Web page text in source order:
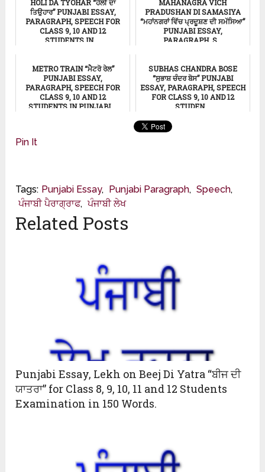
HOLI DA TYOHAR “ਹੋਲੀ ਦਾ
ਤਿਉਹਾਰ” PUNJABI ESSAY,
PARAGRAPH, SPEECH FOR
CLASS 9, 10 AND 12
STUDENTS IN ...
MAHANAGRA VICH
PRADUSHAN DI SAMASIYA
“ਮਹਾਂਨਗਰਾਂ ਵਿੱਚ ਪ੍ਰਦੂਸ਼ਣ ਦੀ ਸਮੱਸਿਆ”
PUNJABI ESSAY,
PARAGRAPH, S...
METRO TRAIN “ਮੈਟਰੋ ਰੇਲ”
PUNJABI ESSAY,
PARAGRAPH, SPEECH FOR
CLASS 9, 10 AND 12
STUDENTS IN PUNJABI ...
SUBHAS CHANDRA BOSE
“ਸੁਭਾਸ਼ ਚੰਦਰ ਬੋਸ” PUNJABI
ESSAY, PARAGRAPH, SPEECH
FOR CLASS 9, 10 AND 12
STUDEN...
Punjabi Essay
Pin It
Tags: Punjabi Essay, Punjabi Paragraph, Speech,
ਪੰਜਾਬੀ ਪੈਰਾਗ੍ਰਾਫ, ਪੰਜਾਬੀ ਲੇਖ
Related Posts
Punjabi Essay, Lekh on Beej Di Yatra “ਬੀਜ ਦੀ
ਯਾਤਰਾ” for Class 8, 9, 10, 11 and 12 Students
Examination in 150 Words.